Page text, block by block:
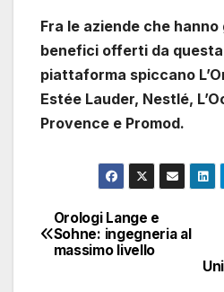
Fra le aziende che
benefici offerti da
piattaforma spiccano
Estée Lauder, Nestlé,
Provence e Promod.
Navigazione
articoli
Orologi Lange e
Sohne: ingegneria al
massimo livello